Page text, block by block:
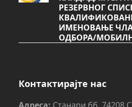
РЕЗЕРВНОГ
ИМЕНОВАЊЕ
ОДБОРА/
Контактирајте нас